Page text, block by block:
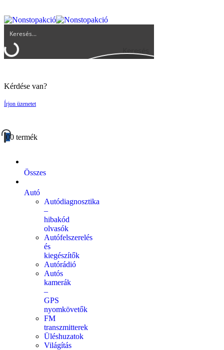
Keresés
Kérdése van?
Írjon üzenetet
00 termék
Összes
Autó
Autódiagnosztika
–
hibakód
olvasók
Autófelszerelés
és
kiegészítők
Autórádió
Autós
kamerák
–
GPS
nyomkövetők
FM
transzmitterek
Üléshuzatok
Világítás